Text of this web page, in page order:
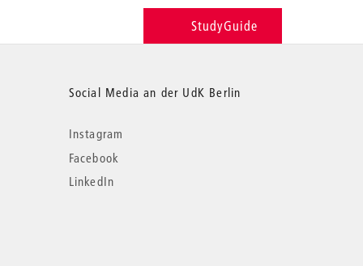
StudyGuide
Social Media an der UdK Berlin
Instagram
Facebook
LinkedIn